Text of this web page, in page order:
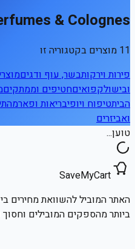
& Colognes
11 מוצרים בקטגוריה זו
פירות וירקותבשר, עוף ודגים
ובישולקפואיםחטיפים וממתקים
הביתטיפוח ויופיבריאות ופארמה
ואביזרים
טוען...
SaveMyCart
האתר המוביל להשוואת מחירים
ביותר מהספקים המובילים